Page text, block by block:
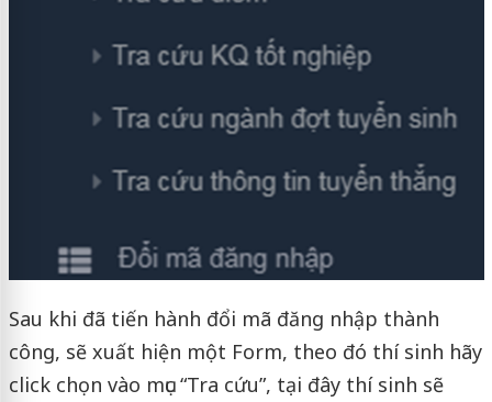
Sau khi đã tiến hành đổi mã đăng nhập thành
công, sẽ xuất hiện một Form, theo đó thí sinh hãy
click chọn vào mục “Tra cứu”, tại đây thí sinh sẽ